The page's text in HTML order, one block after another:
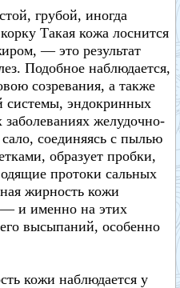
грубой, иногда
Такая кожа лоснится
— это результат
Подобное наблюдается,
созревания, а также
системы, эндокринных
заболеваниях желудочно-
соединяясь с пылью
образует пробки,
протоки сальных
жирность кожи
— и именно на этих
высыпаний, особенно
кожи наблюдается у